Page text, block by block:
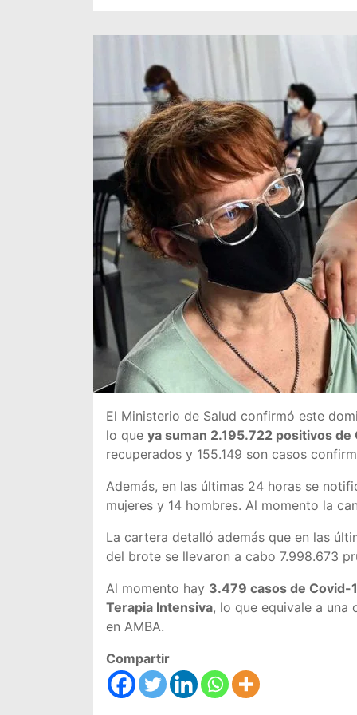
El Ministerio de Salud confirmó este
lo que ya suman 2.195.722 positivos de
recuperados y 155.149 son casos
Además, en las últimas 24 horas se
mujeres y 14 hombres. Al momento la
La cartera detalló además que en las
del brote se llevaron a cabo 7.998.673
Al momento hay 3.479 casos de Covid-
Terapia Intensiva, lo que equivale a una
en AMBA.
Compartir